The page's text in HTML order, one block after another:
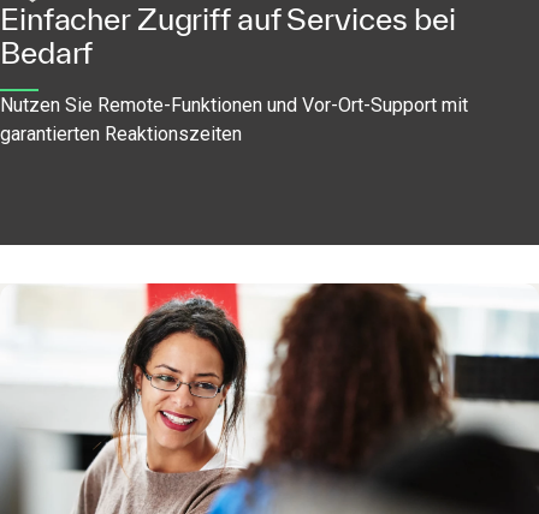
Einfacher Zugriff auf Services bei
Bedarf
Nutzen Sie Remote-Funktionen und Vor-Ort-Support mit
garantierten Reaktionszeiten